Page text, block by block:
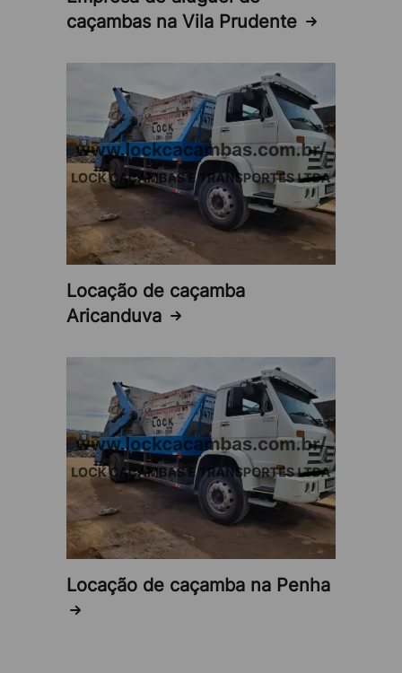
e peça seu orçamento!
caçambas na Vila Prudente
Locação de caçamba
Aricanduva
Locação de caçamba na Penha